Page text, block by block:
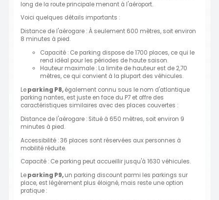
long de la route principale menant à l'aéroport.
Voici quelques détails importants :
Distance de l'aérogare : À seulement 600 mètres, soit environ
8 minutes à pied.
Capacité : Ce parking dispose de 1700 places, ce qui le
rend idéal pour les périodes de haute saison.
Hauteur maximale : La limite de hauteur est de 2,70
mètres, ce qui convient à la plupart des véhicules.
Leparking P8,également connu sous le nom d'atlantique
parking nantes, est juste en face du P7 et offre des
caractéristiques similaires avec des places couvertes :
Distance de l'aérogare : Situé à 650 mètres, soit environ 9
minutes à pied.
Accessibilité : 36 places sont réservées aux personnes à
mobilité réduite.
Capacité : Ce parking peut accueillir jusqu'à 1630 véhicules.
Leparking P9,un parking discount parmi les parkings sur
place, est légèrement plus éloigné, mais reste une option
pratique :